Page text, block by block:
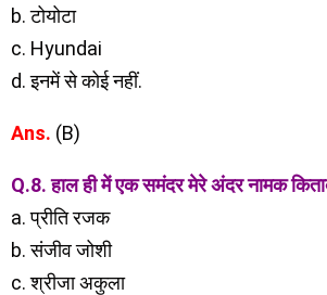
b. टोयोटा
c. Hyundai
d. इनमें से कोई नहीं.
Ans. (B)
Q.8. हाल ही में एक समंदर मेरे अंदर नामक
a. प्रीति रजक
b. संजीव जोशी
c. श्रीजा अकुला